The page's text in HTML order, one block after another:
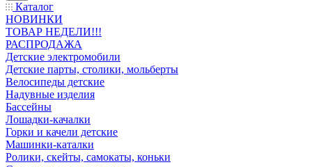
Каталог
НОВИНКИ
ТОВАР НЕДЕЛИ!!!
РАСПРОДАЖА
Детские электромобили
Детские парты, столики, мольберты
Велосипеды детские
Надувные изделия
Бассейны
Лошадки-качалки
Горки и качели детские
Машинки-каталки
Ролики, скейты, самокаты, коньки